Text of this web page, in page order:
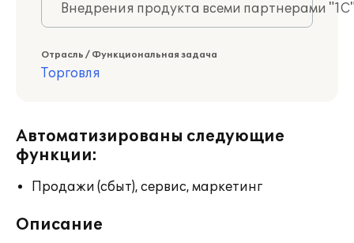
Внедрения продукта всеми партнерами
Отрасль / Функциональная задача
Торговля
Автоматизированы следующие
функции:
Продажи (сбыт), сервис, маркетинг
Описание